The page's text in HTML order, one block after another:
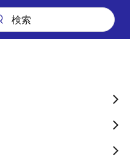
ラ
スモータ